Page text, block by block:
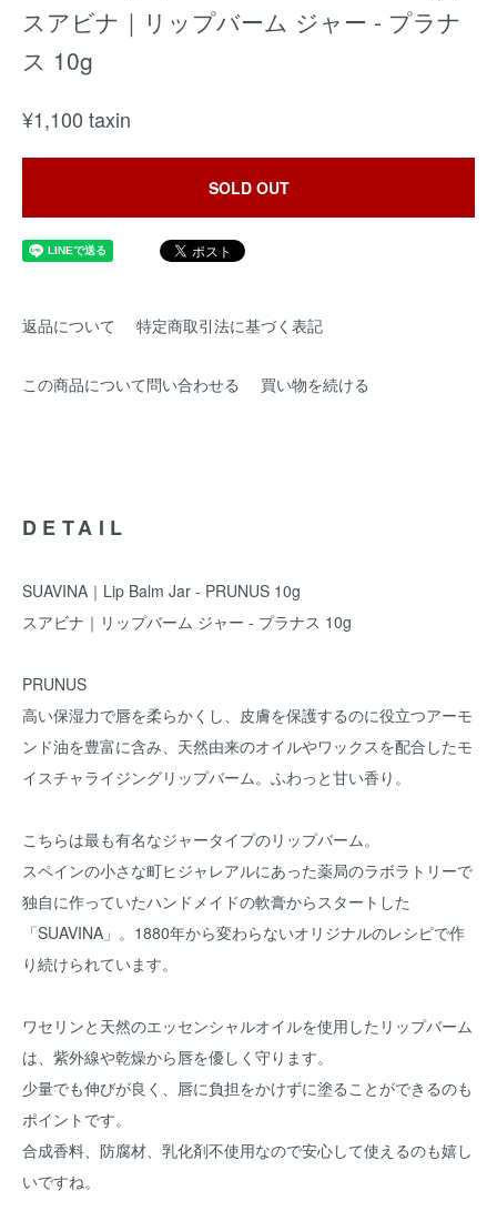
スアビナ｜リップバーム ジャー - プラナ
ス 10g
¥1,100 taxin
SOLD OUT
返品について 特定商取引法に基づく表記
この商品について問い合わせる 買い物を続ける
DETAIL
SUAVINA｜Lip Balm Jar - PRUNUS 10g
スアビナ｜リップバーム ジャー - プラナス 10g
PRUNUS
高い保湿力で唇を柔らかくし、皮膚を保護するのに役立つアーモ
ンド油を豊富に含み、天然由来のオイルやワックスを配合したモ
イスチャライジングリップバーム。ふわっと甘い香り。
こちらは最も有名なジャータイプのリップバーム。
スペインの小さな町ヒジャレアルにあった薬局のラボラトリーで
独自に作っていたハンドメイドの軟膏からスタートした
「SUAVINA」。1880年から変わらないオリジナルのレシピで作
り続けられています。
ワセリンと天然のエッセンシャルオイルを使用したリップバーム
は、紫外線や乾燥から唇を優しく守ります。
少量でも伸びが良く、唇に負担をかけずに塗ることができるのも
ポイントです。
合成香料、防腐材、乳化剤不使用なので安心して使えるのも嬉し
いですね。